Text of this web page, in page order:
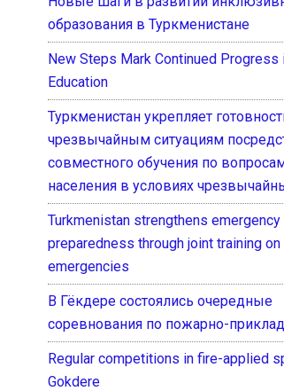
образования в Туркменистане
New Steps Mark Continued Progress
Education
Туркменистан укрепляет
чрезвычайным ситуациям
совместного обучения по
населения в условиях
Turkmenistan strengthens emergency
preparedness through joint training
emergencies
В Гёкдере состоялись очередные
соревнования по пожарно-
Regular competitions in fire-applied
Gokdere